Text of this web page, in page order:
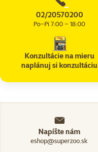
02/20570200
Po–Pi 7:00 – 18:00
Konzultácie na mieru
naplánuj si konzultáciu
Napíšte nám
eshop@superzoo.sk